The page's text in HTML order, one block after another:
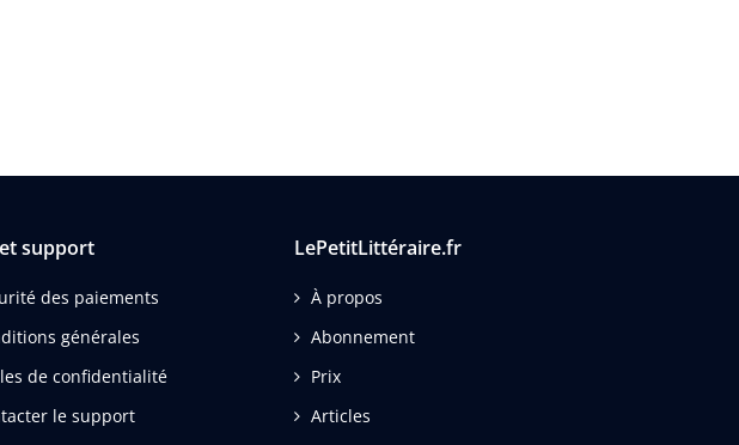
support
des paiements
générales
de confidentialité
le support
LePetitLittéraire.fr
À propos
Abonnement
Prix
Articles